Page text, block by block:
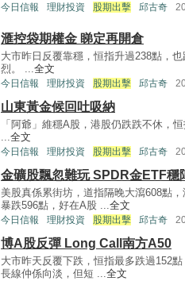
今日信報 理財投資 股期出擊 邱古奇
滙控袋期權金 睇定再開倉
大市昨日反覆靠穩，恒指升過238點，
烈。 ...全文
今日信報 理財投資 股期出擊 邱古奇
山東黃金候回吐吸納
「阿爺」維穩A股，港股仍跌跌不休，
...全文
今日信報 理財投資 股期出擊 邱古奇
金礦股飄忽難玩 SPDR金ETF穩
美股真係累街坊，道指隔晚大瀉608點
暴跌596點，好在A股 ...全文
今日信報 理財投資 股期出擊 邱古奇
博A股反彈 Long Call南方A50
大市昨天反覆下跌，恒指最多跌過152
長線仲係向淡，但短 ...全文